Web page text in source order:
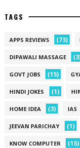
TAGS
APPS REVIEWS (73)
DIPAWALI MASSAGE
GOVT JOBS (15)
HINDI JOKES (1)
HOME IDEA (3) IAS
JEEVAN PARICHAY (1)
KNOW COMPUTER (15)